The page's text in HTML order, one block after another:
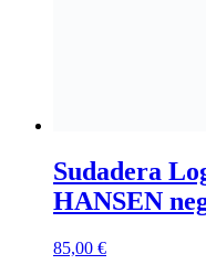
Sudadera
HANSEN
85,00 €